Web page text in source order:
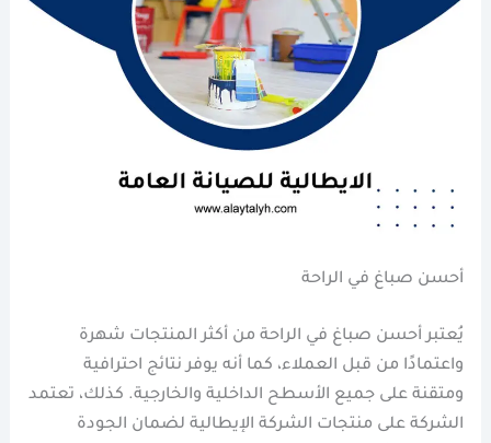
أحسن صباغ في الراحة
يُعتبر أحسن صباغ في الراحة من أكثر المنتجات شهرة
واعتمادًا من قبل العملاء، كما أنه يوفر نتائج احترافية
ومتقنة على جميع الأسطح الداخلية والخارجية. كذلك، تعتمد
الشركة على منتجات الشركة الإيطالية لضمان الجودة